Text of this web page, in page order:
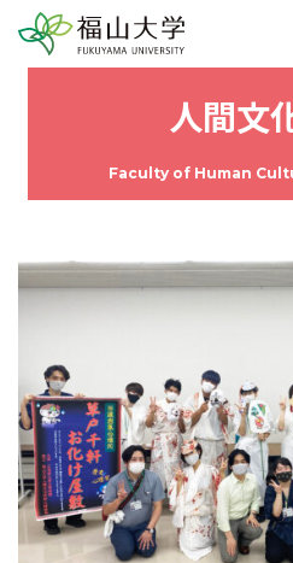
人間文
Faculty of Human